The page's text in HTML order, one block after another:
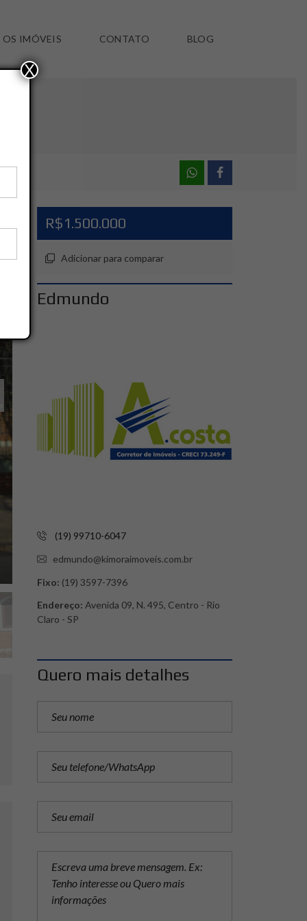
OS IMÓVEIS CONTATO BLOG
R$1.500.000
Adicionar para comparar
Edmundo
(19) 99710-6047
edmundo@kimoraimoveis.com.br
Fixo: (19) 3597-7396
Endereço: Avenida 09, N. 495, Centro - Rio
Claro - SP
Quero mais detalhes
X